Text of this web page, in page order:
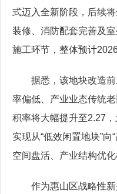
式迈入全新阶段，后续
装修、消防配套完善及
施工环节，整体预计
据悉，该地块改造前
率偏低、产业业态传统
积率将大幅提升至2.27
实现从“低效闲置地块”
空间盘活、产业结构优化
作为惠山区战略性新